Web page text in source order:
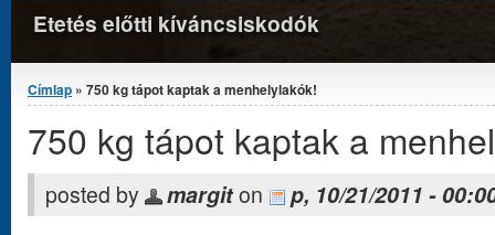
Etetés előtti kíváncsiskodók
Jelenlegi hely
Címlap » 750 kg tápot kaptak a menhelylakók!
750 kg tápot kaptak a
posted by margiton
p, 10/21/2011 -